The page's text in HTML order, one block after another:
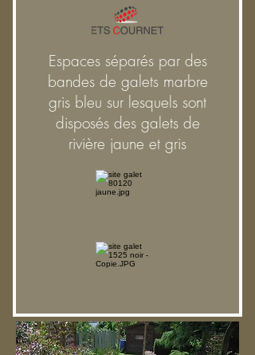
Espaces séparés par des
bandes de galets marbre
gris bleu sur lesquels sont
disposés des galets de
rivière jaune et gris